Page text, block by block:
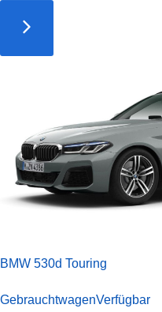
BMW 530d Touring
GebrauchtwagenVerfügbar